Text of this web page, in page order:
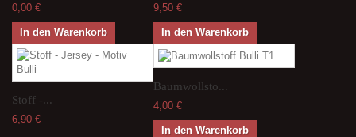
0,00 €
In den Warenkorb
9,50 €
In den Warenkorb
Stoff -...
6,90 €
Baumwollsto...
4,00 €
In den Warenkorb